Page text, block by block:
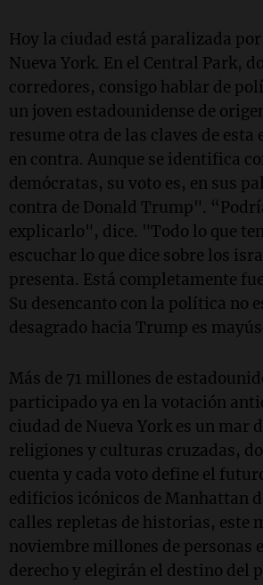
Hoy la ciudad está paralizada
Nueva York. En el Central Park,
corredores, consigo hablar de
un joven estadounidense de
resume otra de las claves de esta
en contra. Aunque se identifica
demócratas, su voto es, en sus
contra de Donald Trump".
explicarlo", dice. "Todo lo que
escuchar lo que dice sobre los
presenta. Está completamente
Su desencanto con la política no
desagrado hacia Trump es
Más de 71 millones de
participado ya en la votación
ciudad de Nueva York es un mar
religiones y culturas cruzadas,
cuenta y cada voto define el
edificios icónicos de Manhattan
calles repletas de historias, este
noviembre millones de personas
derecho y elegirán el destino del